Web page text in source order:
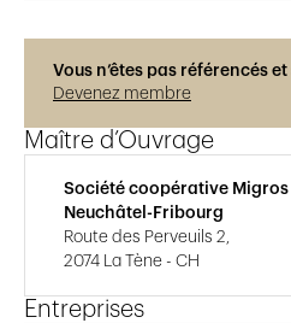
Vous n’êtes pas référencés
Devenez membre
Maître d’Ouvrage
Société coopérative Migros
Neuchâtel-Fribourg
Route des Perveuils 2,
2074 La Tène - CH
Entreprises